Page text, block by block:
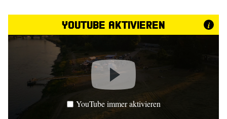
YouTube aktivieren i
YouTube immer aktivieren